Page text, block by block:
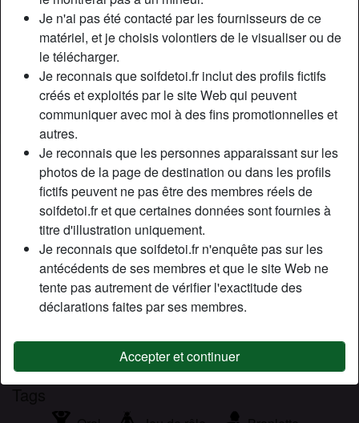
Je n'ai pas été contacté par les fournisseurs de ce
matériel, et je choisis volontiers de le visualiser ou de
le télécharger.
Je reconnais que soifdetoi.fr inclut des profils fictifs
créés et exploités par le site Web qui peuvent
communiquer avec moi à des fins promotionnelles et
autres.
Je reconnais que les personnes apparaissant sur les
photos de la page de destination ou dans les profils
fictifs peuvent ne pas être des membres réels de
soifdetoi.fr et que certaines données sont fournies à
titre d'illustration uniquement.
Je reconnais que soifdetoi.fr n'enquête pas sur les
antécédents de ses membres et que le site Web ne
tente pas autrement de vérifier l'exactitude des
déclarations faites par ses membres.
Accepter et continuer
Département:
Sexe:
Femme
Sexualité:
Couleur des cheveux:
Brunette
Couleur des yeux:
Bleu
Fumeur(euse):
Oui
Description
Je suis une femme d’âge mûr voulant passer des bons
moments. Brune ténébreuse, j’aime croquer la vie à
pleines dents, profiter de toutes les occasions qui se
présentent pour passer du bon temps. Alors toi qui es à la
recherche d’une cougar, viens faire un tour chez moi. Je te
promets de te faire découvrir beaucoup d choses.
Cherche
Homme, Hétéro